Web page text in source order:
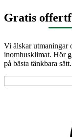
Gratis
Vi älskar utmaningar
inomhusklimat. Hör
på bästa tänkbara sätt.